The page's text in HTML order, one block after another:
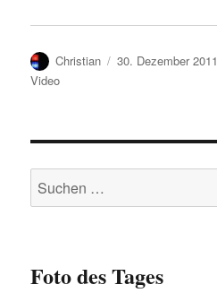
Autor
Christian
Veröffentlicht
30. Dezember 2011
Video
Suchen
nach:
Foto des Tages